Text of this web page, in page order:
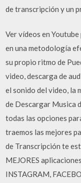
de transcripción y un
Ver vídeos en
en una metodología
su propio ritmo de
video, descarga de
el sonido del video, la
de Descargar Musica
todas las opciones
traemos las mejores
de Transcripción te
MEJORES
INSTAGRAM,